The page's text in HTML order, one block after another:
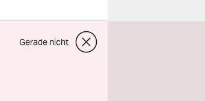
Gerade nicht